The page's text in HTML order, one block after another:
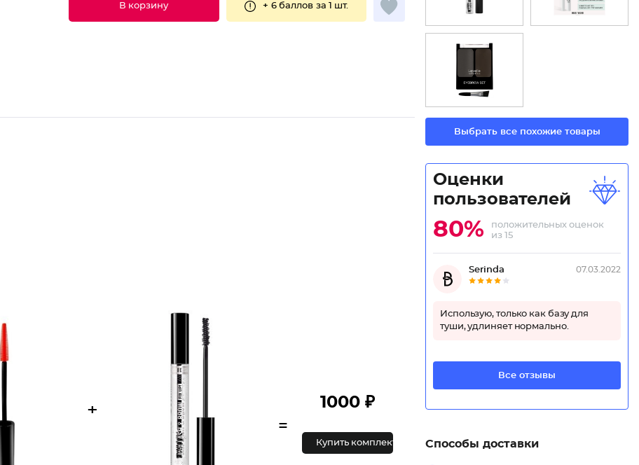
В корзину + 6 баллов за 1 шт.
+
=
1000 ₽
Купить комплект
Выбрать все похожие товары
Оценки
пользователей
80%
положительных оценок
из 15
Serinda 07.03.2022
Использую, только как базу для
туши, удлиняет нормально.
Все отзывы
Способы доставки